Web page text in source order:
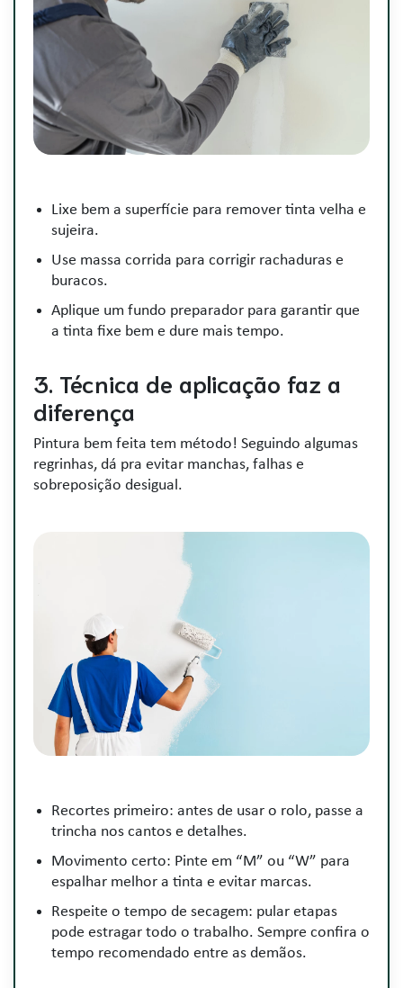
Lixe bem a superfície para remover tinta velha e
sujeira.
Use massa corrida para corrigir rachaduras e
buracos.
Aplique um fundo preparador para garantir que
a tinta fixe bem e dure mais tempo.
3. Técnica de aplicação faz a
diferença
Pintura bem feita tem método! Seguindo algumas
regrinhas, dá pra evitar manchas, falhas e
sobreposição desigual.
Recortes primeiro: antes de usar o rolo, passe a
trincha nos cantos e detalhes.
Movimento certo: Pinte em “M” ou “W” para
espalhar melhor a tinta e evitar marcas.
Respeite o tempo de secagem: pular etapas
pode estragar todo o trabalho. Sempre confira o
tempo recomendado entre as demãos.